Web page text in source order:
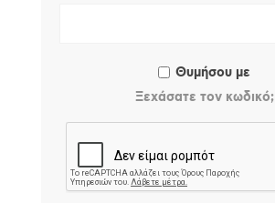
Θυμήσου με
Ξεχάσατε τον κωδικό;